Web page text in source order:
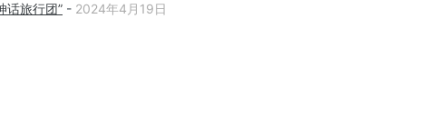
话旅行团” - 2024年4月19日